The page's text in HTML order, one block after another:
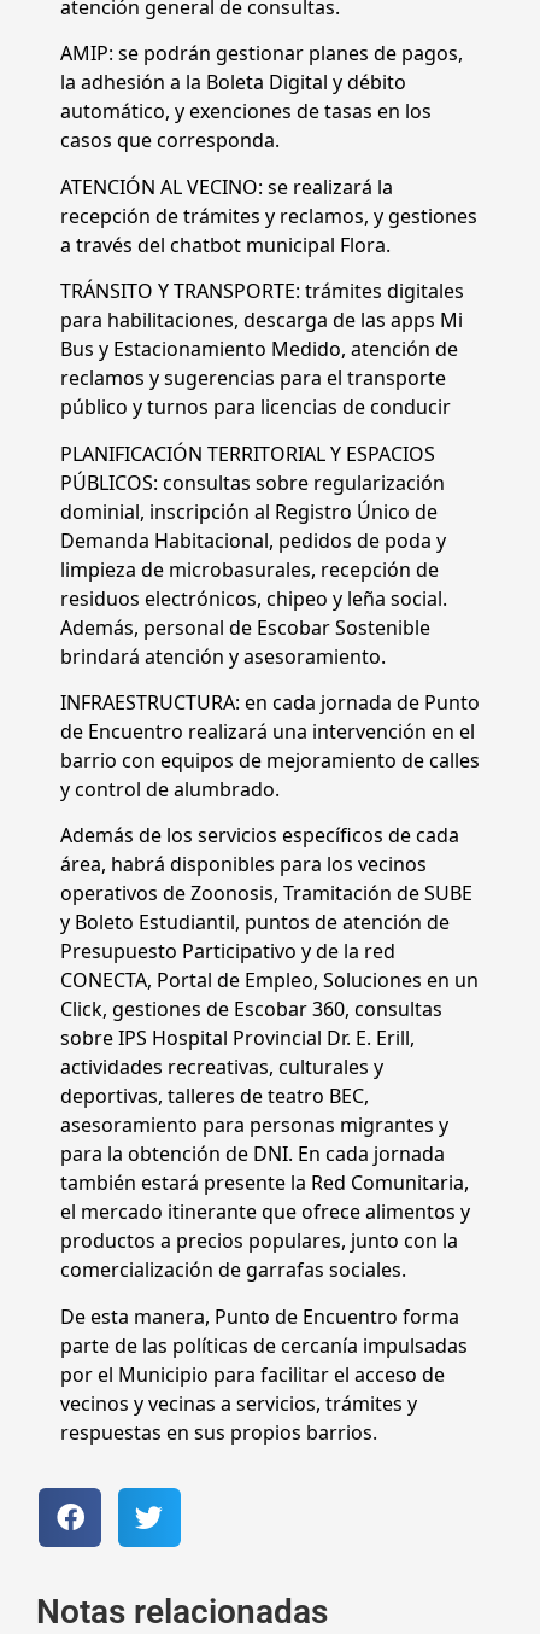
atención general de consultas.
AMIP: se podrán gestionar planes de pagos,
la adhesión a la Boleta Digital y débito
automático, y exenciones de tasas en los
casos que corresponda.
ATENCIÓN AL VECINO: se realizará la
recepción de trámites y reclamos, y gestiones
a través del chatbot municipal Flora.
TRÁNSITO Y TRANSPORTE: trámites digitales
para habilitaciones, descarga de las apps Mi
Bus y Estacionamiento Medido, atención de
reclamos y sugerencias para el transporte
público y turnos para licencias de conducir
PLANIFICACIÓN TERRITORIAL Y ESPACIOS
PÚBLICOS: consultas sobre regularización
dominial, inscripción al Registro Único de
Demanda Habitacional, pedidos de poda y
limpieza de microbasurales, recepción de
residuos electrónicos, chipeo y leña social.
Además, personal de Escobar Sostenible
brindará atención y asesoramiento.
INFRAESTRUCTURA: en cada jornada de Punto
de Encuentro realizará una intervención en el
barrio con equipos de mejoramiento de calles
y control de alumbrado.
Además de los servicios específicos de cada
área, habrá disponibles para los vecinos
operativos de Zoonosis, Tramitación de SUBE
y Boleto Estudiantil, puntos de atención de
Presupuesto Participativo y de la red
CONECTA, Portal de Empleo, Soluciones en un
Click, gestiones de Escobar 360, consultas
sobre IPS Hospital Provincial Dr. E. Erill,
actividades recreativas, culturales y
deportivas, talleres de teatro BEC,
asesoramiento para personas migrantes y
para la obtención de DNI. En cada jornada
también estará presente la Red Comunitaria,
el mercado itinerante que ofrece alimentos y
productos a precios populares, junto con la
comercialización de garrafas sociales.
De esta manera, Punto de Encuentro forma
parte de las políticas de cercanía impulsadas
por el Municipio para facilitar el acceso de
vecinos y vecinas a servicios, trámites y
respuestas en sus propios barrios.
Notas relacionadas